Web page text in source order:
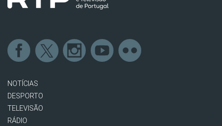
NOTÍCIAS
DESPORTO
TELEVISÃO
RÁDIO